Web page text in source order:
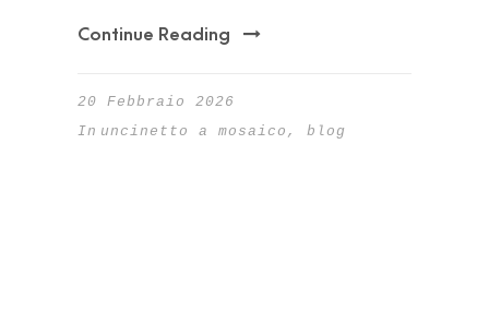
Continue Reading
20 Febbraio 2026
In uncinetto a mosaico , blog